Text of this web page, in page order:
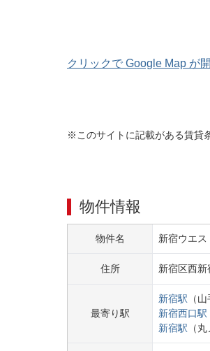
クリックで Google Map が
※このサイトに記載がある賃貸
物件情報
物件名 新宿ウエ
住所 新宿区西新
最寄り駅
新宿駅 （山
新宿西口駅
新宿駅 （丸